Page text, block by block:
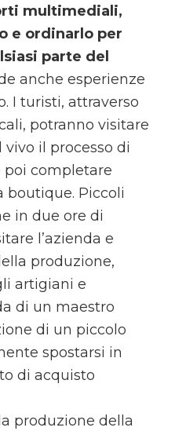
multimediali,
e ordinarlo per
parte del
anche esperienze
I turisti, attraverso
potranno visitare
vivo il processo di
poi completare
boutique. Piccoli
in due ore di
l’azienda e
produzione,
artigiani e
di un maestro
di un piccolo
spostarsi in
di acquisto
produzione della